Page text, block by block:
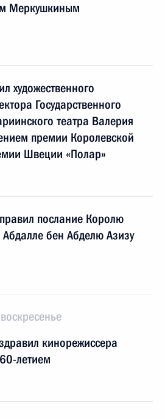
Меркушкиным
художественного
Государственного
театра Валерия
премии Королевской
Швеции «Полар»
послание Королю
бен Абделю Азизу
кинорежиссера
летием